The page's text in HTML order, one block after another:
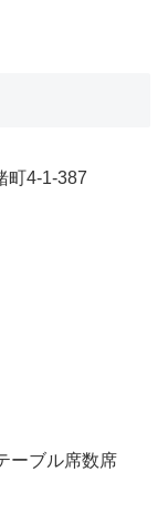
町4-1-387
ーブル席数席